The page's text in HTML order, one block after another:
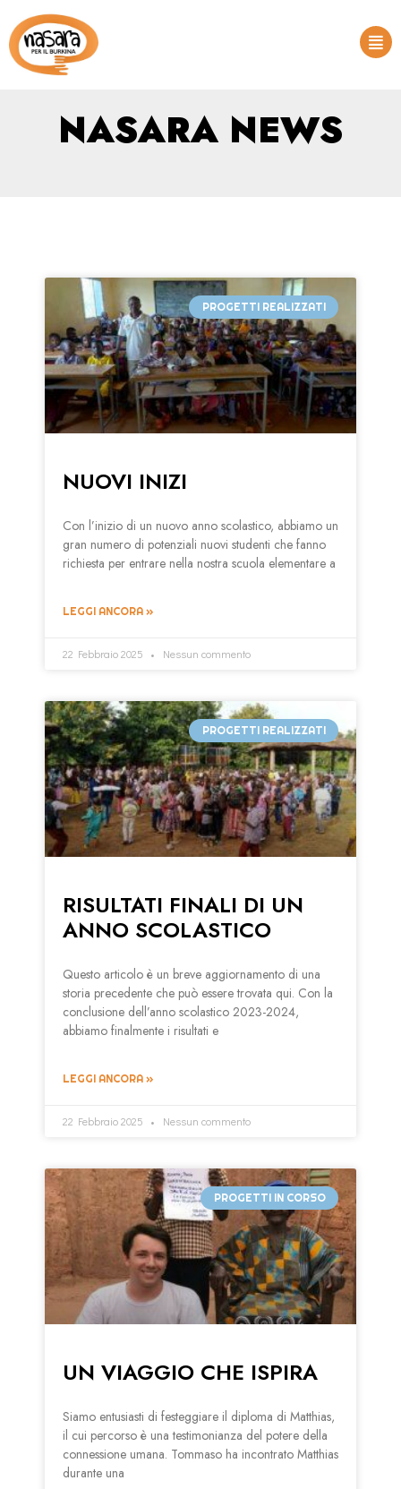
NASARA NEWS
PROGETTI REALIZZATI
NUOVI INIZI
Con l’inizio di un nuovo anno scolastico, abbiamo un
gran numero di potenziali nuovi studenti che fanno
richiesta per entrare nella nostra scuola elementare a
LEGGI ANCORA »
22 Febbraio 2025 Nessun commento
PROGETTI REALIZZATI
RISULTATI FINALI DI UN
ANNO SCOLASTICO
Questo articolo è un breve aggiornamento di una
storia precedente che può essere trovata qui. Con la
conclusione dell’anno scolastico 2023-2024,
abbiamo finalmente i risultati e
LEGGI ANCORA »
22 Febbraio 2025 Nessun commento
PROGETTI IN CORSO
UN VIAGGIO CHE ISPIRA
Siamo entusiasti di festeggiare il diploma di Matthias,
il cui percorso è una testimonianza del potere della
connessione umana. Tommaso ha incontrato Matthias
durante una